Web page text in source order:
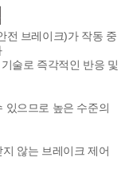
전 브레이크)가 작동 중
화
술로 즉각적인 반응 및
으므로 높은 수준의
않는 브레이크 제어